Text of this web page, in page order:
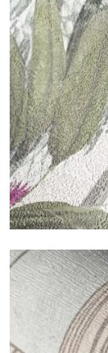
Oberfläche mit
einer weichen
Vinyl
Die
Flächen.